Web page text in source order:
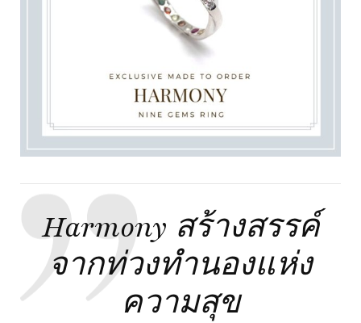
Harmony สร้างสรรค์
จากท่วงทำนองแห่ง
ความสุข